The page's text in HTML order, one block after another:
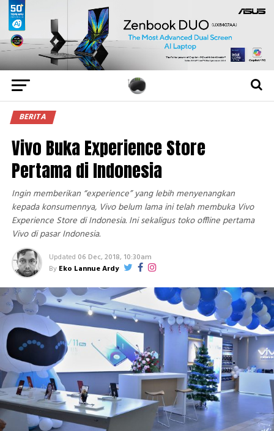
BERITA
Vivo Buka Experience Store
Pertama di Indonesia
Ingin memberikan “experience” yang lebih menyenangkan
kepada konsumennya, Vivo belum lama ini telah membuka Vivo
Experience Store di Indonesia. Ini sekaligus toko offline pertama
Vivo di pasar Indonesia.
Updated 06 Dec, 2018, 10:30am
By Eko Lannue Ardy